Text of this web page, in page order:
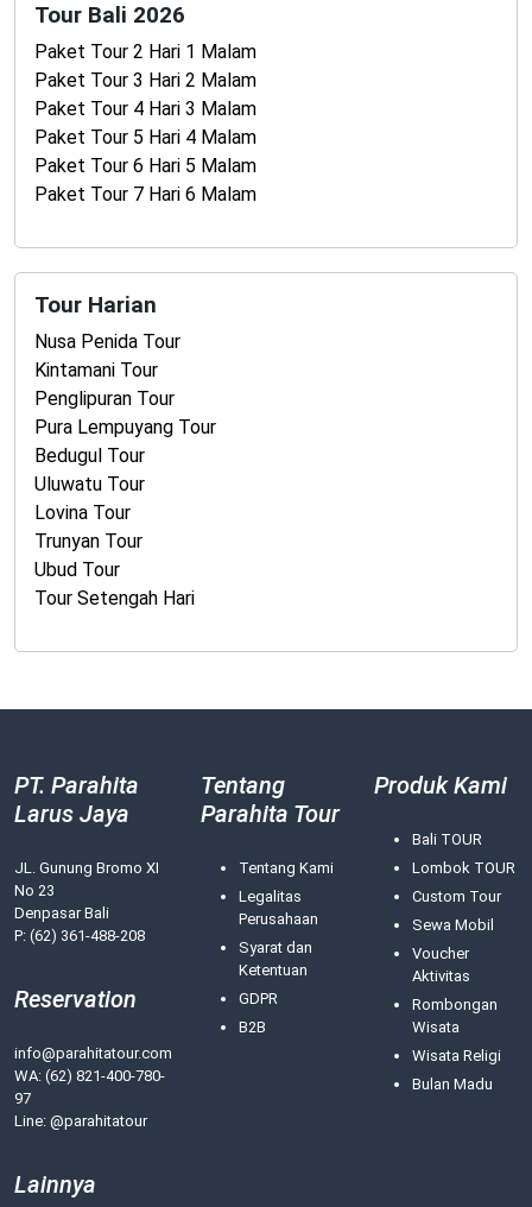
Tour Bali 2026
Paket Tour 2 Hari 1 Malam
Paket Tour 3 Hari 2 Malam
Paket Tour 4 Hari 3 Malam
Paket Tour 5 Hari 4 Malam
Paket Tour 6 Hari 5 Malam
Paket Tour 7 Hari 6 Malam
Tour Harian
Nusa Penida Tour
Kintamani Tour
Penglipuran Tour
Pura Lempuyang Tour
Bedugul Tour
Uluwatu Tour
Lovina Tour
Trunyan Tour
Ubud Tour
Tour Setengah Hari
PT. Parahita
Larus Jaya
JL. Gunung Bromo XI
No 23
Denpasar Bali
P: (62) 361-488-208
Reservation
info@parahitatour.com
WA: (62) 821-400-780-
97
Line: @parahitatour
Tentang
Parahita Tour
Tentang Kami
Legalitas
Perusahaan
Syarat dan
Ketentuan
GDPR
B2B
Produk Kami
Bali TOUR
Lombok TOUR
Custom Tour
Sewa Mobil
Voucher
Aktivitas
Rombongan
Wisata
Wisata Religi
Bulan Madu
Lainnya